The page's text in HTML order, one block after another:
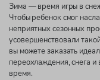
Зима — время игры в
Чтобы ребенок смог
неприятных сезонных
усовершенствовали
вы можете заказать
переохлаждения, снега и
время.